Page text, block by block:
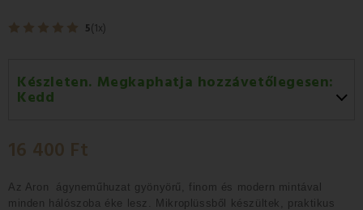
5(1x)
Készleten. Megkaphatja hozzávetőlegesen:
Kedd
Szerda 12.08
16 400 Ft
Az Aron ágyneműhuzat gyönyörű, finom és modern mintával
minden hálószoba éke lesz. Mikroplüssből készültek, praktikus